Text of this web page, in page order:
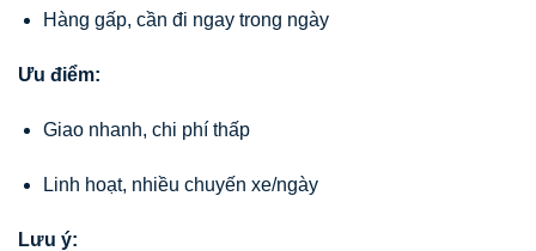
Hàng gấp, cần đi ngay trong ngày
Ưu điểm:
Giao nhanh, chi phí thấp
Linh hoạt, nhiều chuyến xe/ngày
Lưu ý: